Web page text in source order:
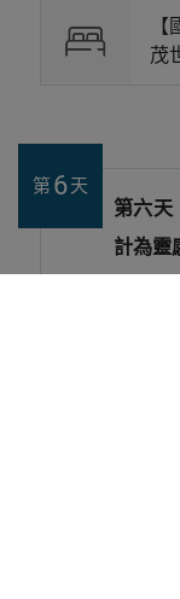
茂
第6天
第六天
計為靈